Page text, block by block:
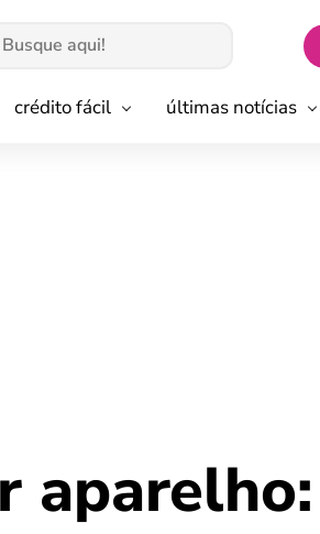
crédito fácil últimas notícias
aparelho: